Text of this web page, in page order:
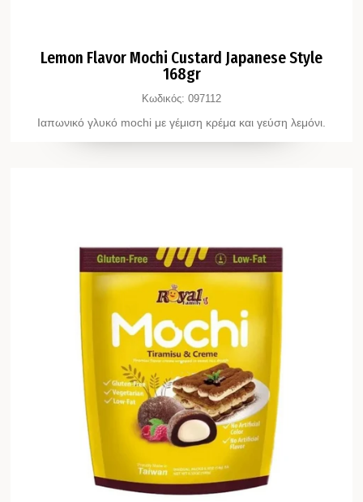
Lemon Flavor Mochi Custard Japanese Style
168gr
Κωδικός: 097112
Ιαπωνικό γλυκό mochi με γέμιση κρέμα και γεύση λεμόνι.